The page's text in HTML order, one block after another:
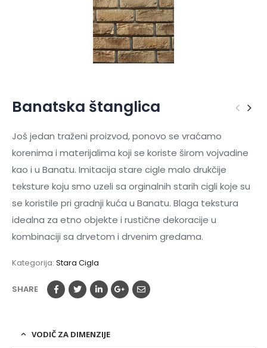
Banatska štanglica
Još jedan traženi proizvod, ponovo se vraćamo
korenima i materijalima koji se koriste širom vojvadine
kao i u Banatu. Imitacija stare cigle malo drukčije
teksture koju smo uzeli sa orginalnih starih cigli koje su
se koristile pri gradnji kuća u Banatu. Blaga tekstura
idealna za etno objekte i rustične dekoracije u
kombinaciji sa drvetom i drvenim gredama.
Kategorija: Stara Cigla
SHARE
VODIČ ZA DIMENZIJE